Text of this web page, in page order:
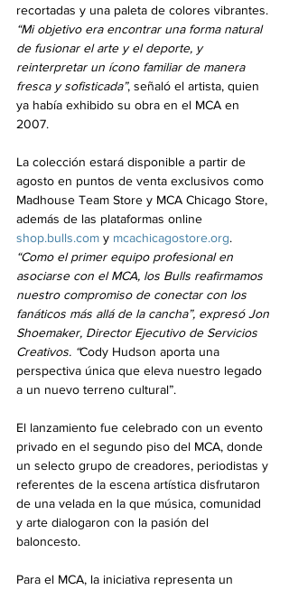
recortadas y una paleta de colores vibrantes.
“Mi objetivo era encontrar una forma natural
de fusionar el arte y el deporte, y
reinterpretar un ícono familiar de manera
fresca y sofisticada”, señaló el artista, quien
ya había exhibido su obra en el MCA en
2007.
La colección estará disponible a partir de
agosto en puntos de venta exclusivos como
Madhouse Team Store y MCA Chicago Store,
además de las plataformas online
shop.bulls.com y mcachicagostore.org.
“Como el primer equipo profesional en
asociarse con el MCA, los Bulls reafirmamos
nuestro compromiso de conectar con los
fanáticos más allá de la cancha”, expresó Jon
Shoemaker, Director Ejecutivo de Servicios
Creativos. “Cody Hudson aporta una
perspectiva única que eleva nuestro legado
a un nuevo terreno cultural”.
El lanzamiento fue celebrado con un evento
privado en el segundo piso del MCA, donde
un selecto grupo de creadores, periodistas y
referentes de la escena artística disfrutaron
de una velada en la que música, comunidad
y arte dialogaron con la pasión del
baloncesto.
Para el MCA, la iniciativa representa un